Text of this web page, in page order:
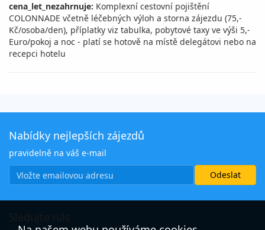
cena_let_nezahrnuje: Komplexní cestovní pojištění
COLONNADE včetně léčebných výloh a storna zájezdu (75,-
Kč/osoba/den), příplatky viz tabulka, pobytové taxy ve výši 5,-
Euro/pokoj a noc - platí se hotově na místě delegátovi nebo na
recepci hotelu
Nabídky nejlepších zájezdů
pravidelně na váš e-mail